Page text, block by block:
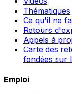
Thématiques
Ce qu'il ne
Retours
Appels à
Carte des
fondées sur
Emploi